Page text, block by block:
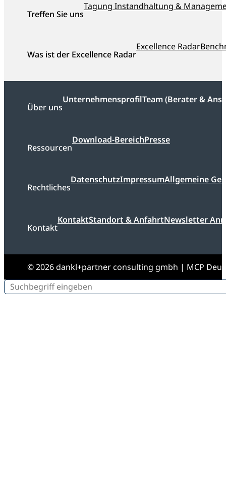
Treffen Sie uns
Tagung Instandhaltung &
Was ist der Excellence Radar
Excellence Radar
Über uns
UnternehmensprofilTeam (Berater &
Ressourcen
Download-BereichPresse
Rechtliches
DatenschutzImpressumAllgemeine
Kontakt
KontaktStandort & AnfahrtNewsletter
© 2026 dankl+partner consulting gmbh | MCP